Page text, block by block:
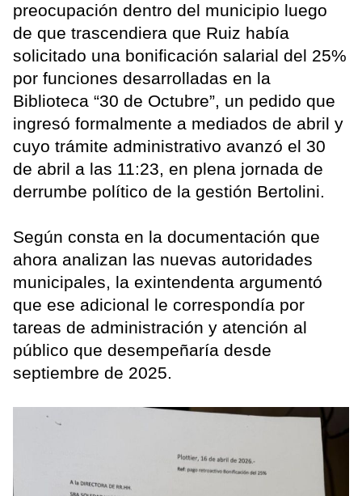
preocupación dentro del municipio luego
de que trascendiera que Ruiz había
solicitado una bonificación salarial del 25%
por funciones desarrolladas en la
Biblioteca “30 de Octubre”, un pedido que
ingresó formalmente a mediados de abril y
cuyo trámite administrativo avanzó el 30
de abril a las 11:23, en plena jornada de
derrumbe político de la gestión Bertolini.
Según consta en la documentación que
ahora analizan las nuevas autoridades
municipales, la exintendenta argumentó
que ese adicional le correspondía por
tareas de administración y atención al
público que desempeñaría desde
septiembre de 2025.